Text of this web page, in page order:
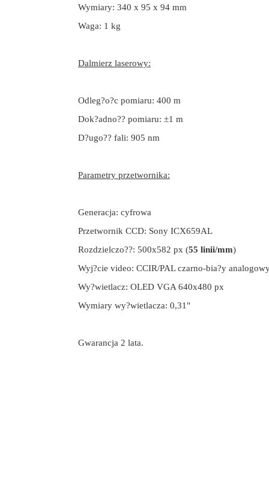
Wymiary: 340 x 95 x 94 mm
Waga: 1 kg
Dalmierz laserowy:
Odleg?o?c pomiaru: 400 m
Dok?adno?? pomiaru: ±1 m
D?ugo?? fali: 905 nm
Parametry przetwornika:
Generacja: cyfrowa
Przetwornik CCD: Sony ICX659AL
Rozdzielczo??: 500x582 px (55 linii/mm)
Wyj?cie video: CCIR/PAL czarno-bia?y
Wy?wietlacz: OLED VGA 640x480 px
Wymiary wy?wietlacza: 0,31"
Gwarancja 2 lata.